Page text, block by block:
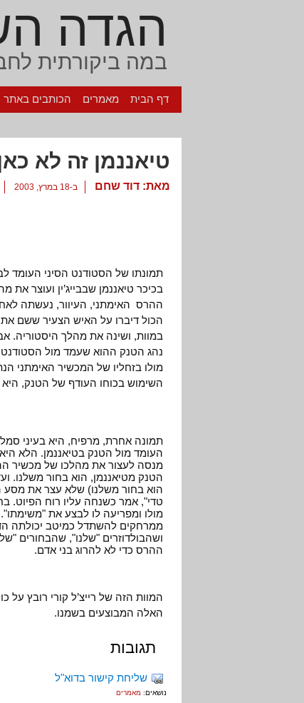
הגדה
במה ביקורתית
דף הבית מאמרים הכותבים באתר
טיאננמן זה לא
מאת: דוד שחם ב-18 במרץ, 2003
תמונתו של הסטודנט הסיני העומד
בכיכר טיאננמן שבבייג’ין ועוצר את
ההרס האימתני, העיוור, נעשתה
הכול דיברו על האיש הצעיר ששם
במוות, ושינה את מהלך היסטוריה.
נהג הטנק ההוא שעמד מול
מולו בזחליו של המכשיר האימתני
השימוש בכוחו העודף של הטנק,
תמונה אחרת, מרפיח, היא בעיני
העומד מול הטנק בטיאננמן. הלא
מנסה לעצור את מהלכו של מכשיר
הטנק מטיאננמן, הוא בחור משלנו.
הוא בחור משלנו) שלא עצר את מסע
טדי", אמר כשנחה עליו רוח הפיוט.
מולו ומפריעה לו לבצע את
ממרחקים להשתדל כמיטב יכולתה
ושהבולדוזרים "שלנו", שהבחורים
ההרס כדי לא להרוג בני אדם.
המוות הזה של רייצ’ל קורי רובץ
האלה המבוצעים בשמנו.
תגובות
שליחת קישור בדוא"ל
נושאים: מאמרים